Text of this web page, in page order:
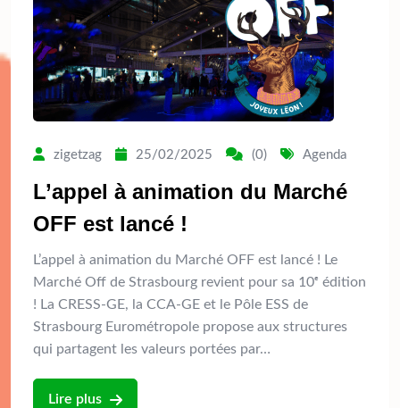
zigetzag 25/02/2025 (0) Agenda
L’appel à animation du Marché
OFF est lancé !
L’appel à animation du Marché OFF est lancé ! Le
Marché Off de Strasbourg revient pour sa 10ᵉ édition
! La CRESS-GE, la CCA-GE et le Pôle ESS de
Strasbourg Eurométropole propose aux structures
qui partagent les valeurs portées par…
Lire plus